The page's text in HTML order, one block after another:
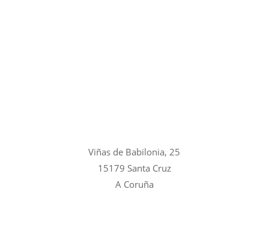
Viñas de Babilonia, 25
15179 Santa Cruz
A Coruña